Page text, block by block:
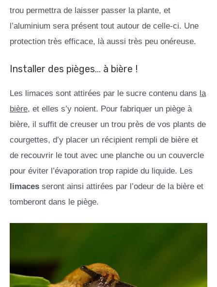
trou permettra de laisser passer la plante, et
l’aluminium sera présent tout autour de celle-ci. Une
protection très efficace, là aussi très peu onéreuse.
Installer des pièges… à bière !
Les limaces sont attirées par le sucre contenu dans la
bière, et elles s’y noient. Pour fabriquer un piège à
bière, il suffit de creuser un trou près de vos plants de
courgettes, d’y placer un récipient rempli de bière et
de recouvrir le tout avec une planche ou un couvercle
pour éviter l’évaporation trop rapide du liquide. Les
limaces seront ainsi attirées par l’odeur de la bière et
tomberont dans le piège.